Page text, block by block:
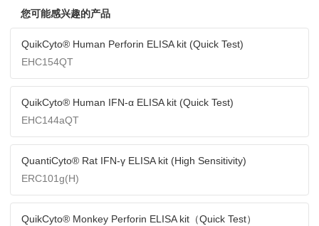
您可能感兴趣的产品
QuikCyto® Human Perforin ELISA kit (Quick Test)
EHC154QT
QuikCyto® Human IFN-α ELISA kit (Quick Test)
EHC144aQT
QuantiCyto® Rat IFN-γ ELISA kit (High Sensitivity)
ERC101g(H)
QuikCyto® Monkey Perforin ELISA kit（Quick Test）